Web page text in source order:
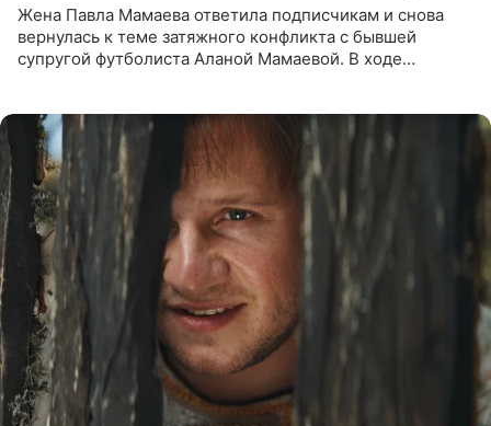
Жена Павла Мамаева ответила подписчикам и снова
вернулась к теме затяжного конфликта с бывшей
супругой футболиста Аланой Мамаевой. В ходе